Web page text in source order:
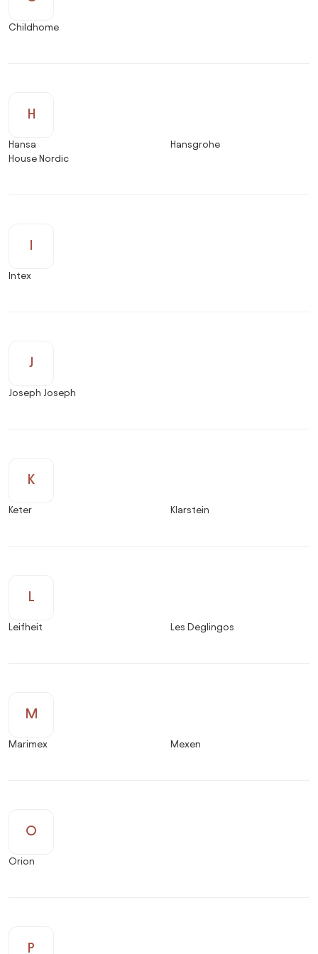
Childhome
H
Hansa
Hansgrohe
House Nordic
I
Intex
J
Joseph Joseph
K
Keter Klarstein
L
Leifheit Les Deglingos
M
Marimex Mexen
O
Orion
P